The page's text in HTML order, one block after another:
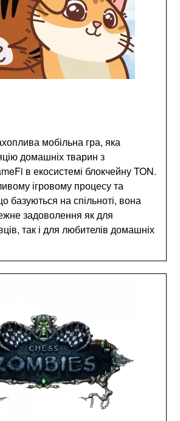
мобільна гра, яка
домашніх тварин з
в екосистемі блокчейну TON.
ігровому процесу та
базуються на спільноті, вона
задоволення як для
так і для любителів домашніх